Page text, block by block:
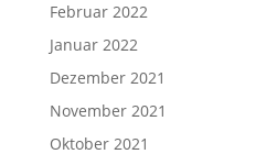
Februar 2022
Januar 2022
Dezember 2021
November 2021
Oktober 2021